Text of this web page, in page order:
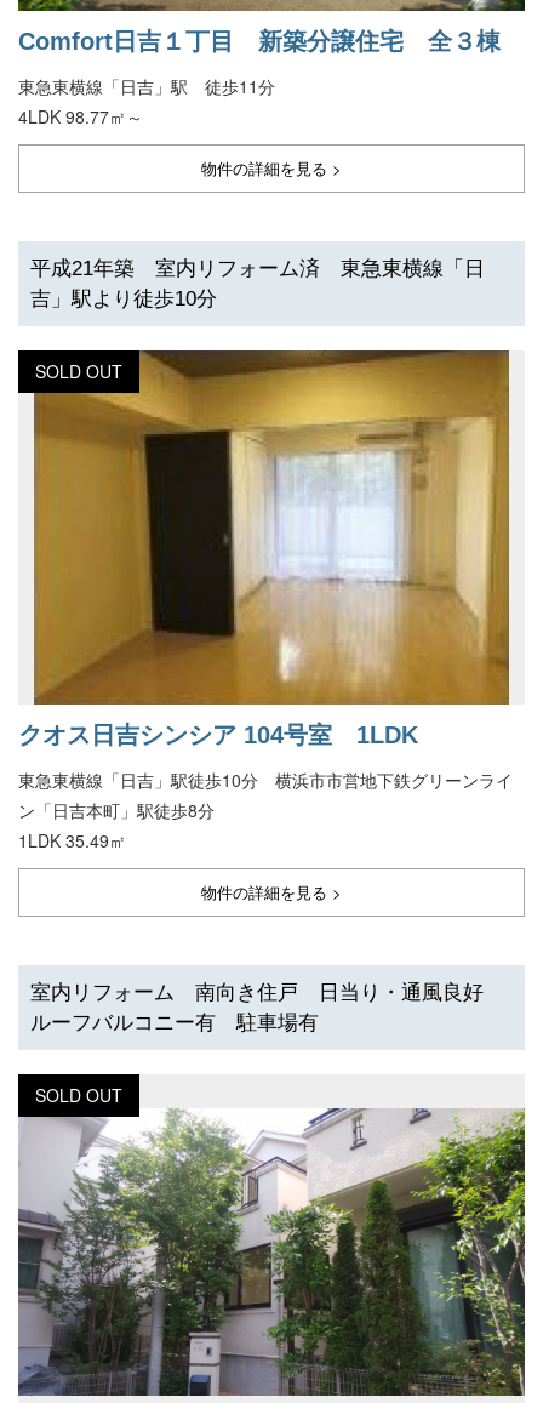
Comfort日吉１丁目 新築分譲住宅 全３棟
東急東横線「日吉」駅 徒歩11分
4LDK 98.77㎡～
物件の詳細を見る >
平成21年築 室内リフォーム済 東急東横線「日
吉」駅より徒歩10分
SOLD OUT
クオス日吉シンシア 104号室 1LDK
東急東横線「日吉」駅徒歩10分 横浜市市営地下鉄グリーンライ
ン「日吉本町」駅徒歩8分
1LDK 35.49㎡
物件の詳細を見る >
室内リフォーム 南向き住戸 日当り・通風良好
ルーフバルコニー有 駐車場有
SOLD OUT